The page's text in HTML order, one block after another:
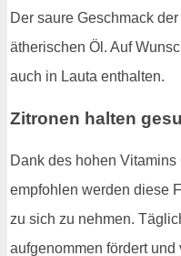
Der saure Geschmack
ätherischen Öl. Auf
auch in Lauta enthalten.
Zitronen halten
Dank des hohen
empfohlen werden diese
zu sich zu nehmen.
aufgenommen fördert